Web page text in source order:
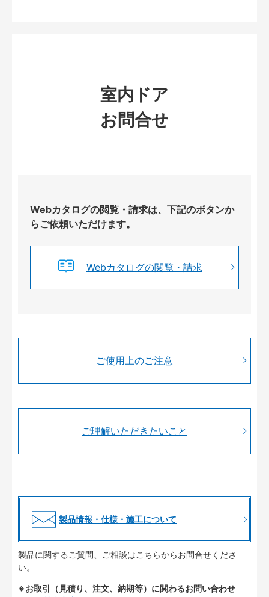
室内ドア
お問合せ
Webカタログの閲覧・請求は、下記のボタンか
らご依頼いただけます。
Webカタログの閲覧・請求
ご使用上のご注意
ご理解いただきたいこと
製品情報・仕様・施工について
製品に関するご質問、ご相談はこちらからお問合せくださ
い。
※お取引（見積り、注文、納期等）に関わるお問い合わせ